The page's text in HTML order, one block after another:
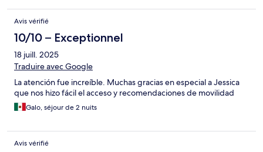
Avis vérifié
10/10 – Exceptionnel
18 juill. 2025
Traduire avec Google
La atención fue increíble. Muchas gracias en especial a Jessica
que nos hizo fácil el acceso y recomendaciones de movilidad
Galo, séjour de 2 nuits
Avis vérifié